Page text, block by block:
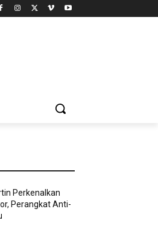
Perkenalkan
Perangkat Anti-